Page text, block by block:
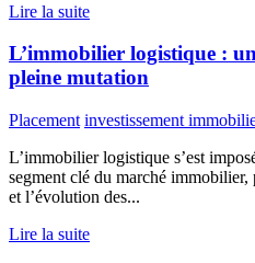
Lire la suite
L’immobilier logistique :
pleine mutation
Placement investissement
L’immobilier logistique s’est
segment clé du marché immobilier,
et l’évolution des...
Lire la suite